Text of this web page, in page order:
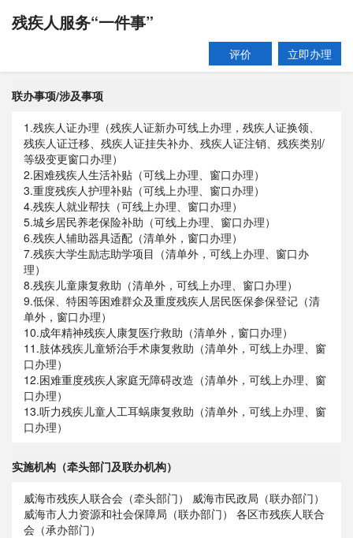
残疾人服务“一件事”
评价 立即办理
联办事项/涉及事项
1.残疾人证办理（残疾人证新办可线上办理，残疾人证换领、
残疾人证迁移、残疾人证挂失补办、残疾人证注销、残疾类别/
等级变更窗口办理）
2.困难残疾人生活补贴（可线上办理、窗口办理）
3.重度残疾人护理补贴（可线上办理、窗口办理）
4.残疾人就业帮扶（可线上办理、窗口办理）
5.城乡居民养老保险补助（可线上办理、窗口办理）
6.残疾人辅助器具适配（清单外，窗口办理）
7.残疾大学生励志助学项目（清单外，可线上办理、窗口办
理）
8.残疾儿童康复救助（清单外，可线上办理、窗口办理）
9.低保、特困等困难群众及重度残疾人居民医保参保登记（清
单外，窗口办理）
10.成年精神残疾人康复医疗救助（清单外，窗口办理）
11.肢体残疾儿童矫治手术康复救助（清单外，可线上办理、窗
口办理）
12.困难重度残疾人家庭无障碍改造（清单外，可线上办理、窗
口办理）
13.听力残疾儿童人工耳蜗康复救助（清单外，可线上办理、窗
口办理）
实施机构（牵头部门及联办机构）
威海市残疾人联合会（牵头部门） 威海市民政局（联办部门）
威海市人力资源和社会保障局（联办部门） 各区市残疾人联合
会（承办部门）